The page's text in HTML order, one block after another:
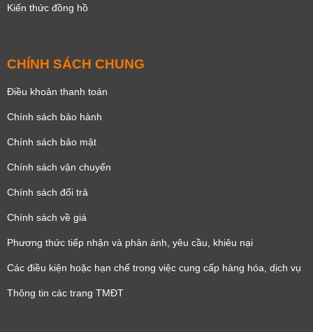
Kiến thức đồng hồ
CHÍNH SÁCH CHUNG
Điều khoản thanh toán
Chính sách bảo hành
Chính sách bảo mật
Chính sách vận chuyển
Chính sách đổi trả
Chính sách về giá
Phương thức tiếp nhận và phản ánh, yêu cầu, khiêu nại
Các điều kiện hoặc hạn chế trong việc cung cấp hàng hóa, dịch vụ
Thông tin các trang TMĐT